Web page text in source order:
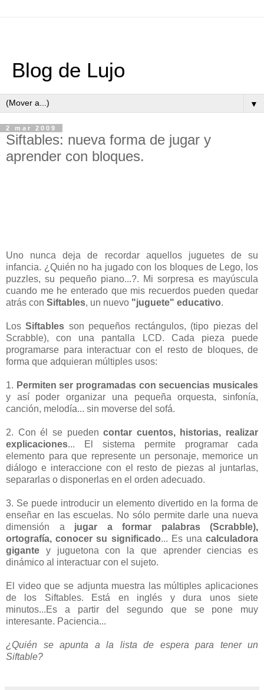
Blog de Lujo
▼
2 mar 2009
Siftables: nueva forma de jugar y
aprender con bloques.
Uno nunca deja de recordar aquellos juguetes de su
infancia. ¿Quién no ha jugado con los bloques de Lego, los
puzzles, su pequeño piano...?. Mi sorpresa es mayúscula
cuando me he enterado que mis recuerdos pueden quedar
atrás con Siftables, un nuevo "juguete" educativo.
LosSiftables son pequeños rectángulos, (tipo piezas del
Scrabble), con una pantalla LCD. Cada pieza puede
programarse para interactuar con el resto de bloques, de
forma que adquieran múltiples usos:
1. Permiten ser programadas con secuencias musicales
y así poder organizar una pequeña orquesta, sinfonía,
canción, melodía... sin moverse del sofá.
2. Con él se puedencontar cuentos, historias, realizar
explicaciones... El sistema permite programar cada
elemento para que represente un personaje, memorice un
diálogo e interaccione con el resto de piezas al juntarlas,
separarlas o disponerlas en el orden adecuado.
3. Se puede introducir un elemento divertido en la forma de
enseñar en las escuelas. No sólo permite darle una nueva
dimensión a jugar a formar palabras (Scrabble),
ortografía, conocer su significado... Es una calculadora
gigante y juguetona con la que aprender ciencias es
dinámico al interactuar con el sujeto.
El video que se adjunta muestra las múltiples aplicaciones
de los Siftables. Está en inglés y dura unos siete
minutos...Es a partir del segundo que se pone muy
interesante. Paciencia...
¿Quién se apunta a la lista de espera para tener un
Siftable?